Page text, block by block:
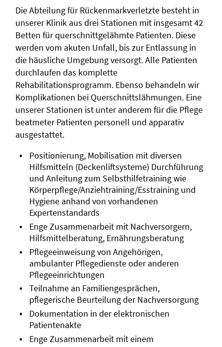
Die Abteilung für Rückenmarkverletzte besteht in
unserer Klinik aus drei Stationen mit insgesamt 42
Betten für querschnittgelähmte Patienten. Diese
werden vom akuten Unfall, bis zur Entlassung in
die häusliche Umgebung versorgt. Alle Patienten
durchlaufen das komplette
Rehabilitationsprogramm. Ebenso behandeln wir
Komplikationen bei Querschnittslähmungen. Eine
unserer Stationen ist unter anderem für die Pflege
beatmeter Patienten personell und apparativ
ausgestattet.
Positionierung, Mobilisation mit diversen
Hilfsmitteln (Deckenliftsysteme) Durchführung
und Anleitung zum Selbsthilfetraining wie
Körperpflege/Anziehtraining/Esstraining und
Hygiene anhand von vorhandenen
Expertenstandards
Enge Zusammenarbeit mit Nachversorgern,
Hilfsmittelberatung, Ernährungsberatung
Pflegeeinweisung von Angehörigen,
ambulanter Pflegedienste oder anderen
Pflegeeinrichtungen
Teilnahme an Familiengesprächen,
pflegerische Beurteilung der Nachversorgung
Dokumentation in der elektronischen
Patientenakte
Enge Zusammenarbeit mit einem